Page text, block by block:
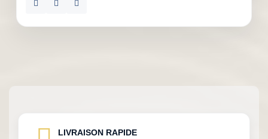
LIVRAISON RAPIDE